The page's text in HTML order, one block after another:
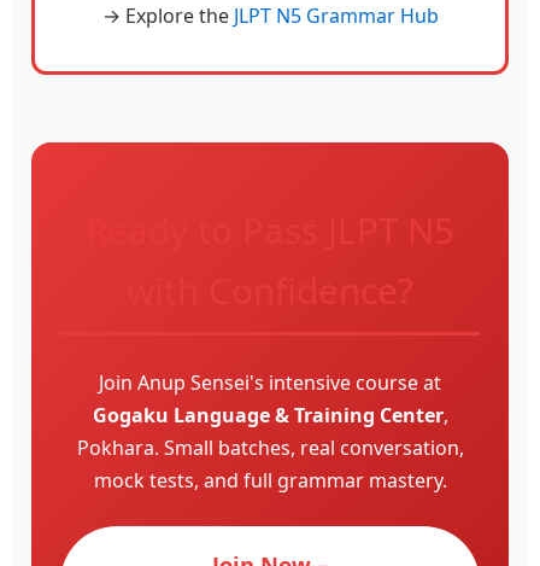
→ Explore the JLPT N5 Grammar Hub
Ready to Pass JLPT N5
with Confidence?
Join Anup Sensei's intensive course at
Gogaku Language & Training Center,
Pokhara. Small batches, real conversation,
mock tests, and full grammar mastery.